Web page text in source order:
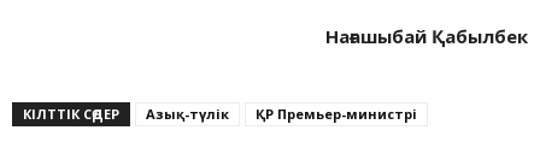
Нағашыбай Қабылбек
КІЛТТІК СӨДЕР Азық-түлік ҚР Премьер-министрі